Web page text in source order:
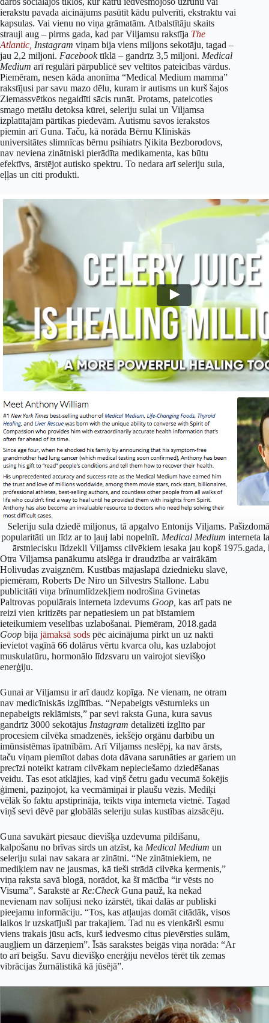
ierakstu pavada aicinājums pasūtīt kādu pulverīti, ekstraktu vai
kapsulas. Vai vienu no viņa grāmatām. Atbalstītāju skaits
strauji aug – pirms gada, kad par Viljamsu rakstīja The
Atlantic, Instagram viņam bija viens miljons sekotāju, tagad –
jau 2,2 miljoni. Facebooktīklā – gandrīz 3,5 miljoni. Medical
Medium arī regulāri pārpublicē sev veltītos pateicības vārdus.
Piemēram, nesen kāda anonīma “Medical Medium mamma”
rakstījusi par savu mazo dēlu, kuram ir autisms un kurš šajos
Ziemassvētkos negaidīti sācis runāt. Protams, pateicoties
smago metālu detoksa kūrei, seleriju sulai un Viljamsa
izplatītajām pārtikas piedevām. Autismu savos ierakstos
piemin arī Guna. Taču, kā norāda Bērnu Klīniskās
universitātes slimnīcas bērnu psihiatrs Ņikita Bezborodovs,
nav neviena zinātniski pierādīta medikamenta, kas būtu
efektīvs, ārstējot autisko spektru. To nedara arī seleriju sula,
eļļas un citi produkti.
Seleriju sula dziedē miljonus, tā apgalvo Entonijs Viljams.
popularitāti un līdz ar to ļauj labi nopelnīt. Medical Medium interneta
ārstniecisku līdzekli Viljamss cilvēkiem iesaka jau kopš 1975.gada,
Otra Viljamsa panākumu atslēga ir draudzība ar vairākām
Holivudas zvaigznēm. Kustības mājaslapā dziednieku slavē,
piemēram, Roberts De Niro un Silvestrs Stallone. Labu
publicitāti viņa brīnumlīdzekļiem nodrošina Gvinetas
Paltrovas populārais interneta izdevums Goop, kas arī pats ne
reizi vien kritizēts par nepatiesiem un pat bīstamiem
ieteikumiem veselības uzlabošanai. Piemēram, 2018.gadā
Goop bija jāmaksā sods pēc aicinājuma pirkt un uz nakti
ievietot vagīnā 66 dolārus vērtu kvarca olu, kas uzlabojot
muskulatūru, hormonālo līdzsvaru un vairojot sievišķo
enerģiju.
Gunai ar Viljamsu ir arī daudz kopīga. Ne vienam, ne otram
nav medicīniskās izglītības. “Nepabeigts vēsturnieks un
nepabeigts reklāmists,” par sevi raksta Guna, kura savus
gandrīz 3000 sekotājus Instagram detalizēti izglīto par
procesiem cilvēka smadzenēs, iekšējo orgānu darbību un
imūnsistēmas īpatnībām. Arī Viljamss neslēpj, ka nav ārsts,
taču viņam piemītot dabas dota dāvana sarunāties ar gariem un
precīzi noteikt katram cilvēkam nepieciešamo dziedēšanas
veidu. Tas esot atklājies, kad viņš četru gadu vecumā šokējis
ģimeni, paziņojot, ka vecmāmiņai ir plaušu vēzis. Mediķi
vēlāk šo faktu apstiprināja, teikts viņa interneta vietnē. Tagad
viņš sevi dēvē par globālās seleriju sulas kustības aizsācēju.
Guna savukārt piesauc dievišķa uzdevuma pildīšanu,
kalpošanu no brīvas sirds un atzīst, ka Medical Medium un
seleriju sulai nav sakara ar zinātni. “Ne zinātniekiem, ne
mediķiem nav ne jausmas, kā tieši strādā cilvēka ķermenis,”
viņa raksta savā blogā, norādot, ka šī mācība “ir vēsts no
Visuma”. Sarakstē ar Re:CheckGuna pauž, ka nekad
nevienam nav solījusi neko izārstēt, tikai dalās ar publiski
pieejamu informāciju. “Tos, kas atļaujas domāt citādāk, visos
laikos ir uzskatījuši par trakajiem. Tad nu es vienkārši esmu
viens trakais jūsu acīs, kurš iedvesmo citus pievērsties sulām,
augļiem un dārzeņiem”. Īsās sarakstes beigās viņa norāda: “Ar
to arī beigšu. Savu dievišķo enerģiju nevēlos tērēt tik zemas
vibrācijas žurnālistikā kā jūsējā”.